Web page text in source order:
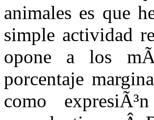
animales es que
simple actividad
opone a los
porcentaje
como